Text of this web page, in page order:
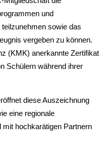
und
sowie das
vergeben zu können.
(KMK) anerkannte Zertifikat
Schülern während ihrer
diese Auszeichnung
eine regionale
hochkarätigen Partnern